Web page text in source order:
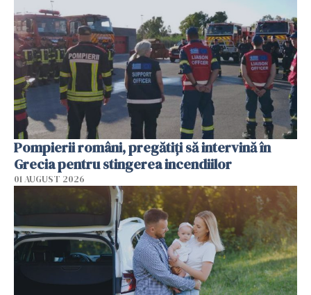
Pompierii români, pregătiţi să intervină în
Grecia pentru stingerea incendiilor
01 AUGUST 2026